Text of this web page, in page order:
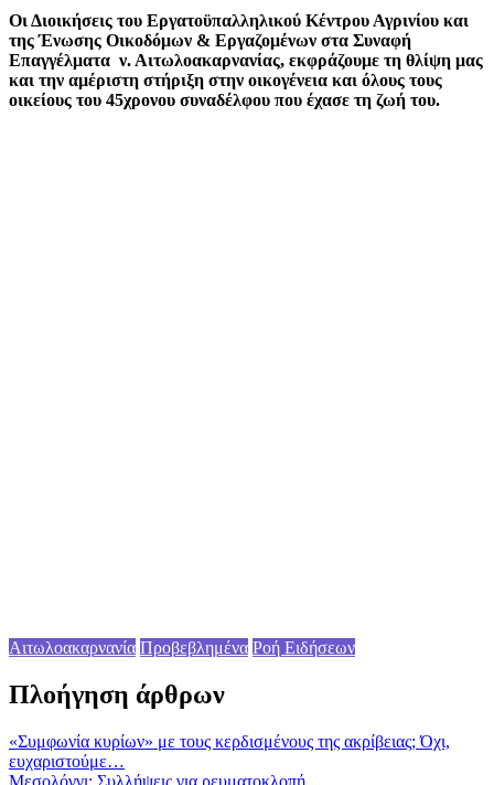
Οι Διοικήσεις του Εργατοϋπαλληλικού Κέντρου Αγρινίου και
της Ένωσης Οικοδόμων & Εργαζομένων στα Συναφή
Επαγγέλματα ν. Αιτωλοακαρνανίας, εκφράζουμε τη θλίψη μας
και την αμέριστη στήριξη στην οικογένεια και όλους τους
οικείους του 45χρονου συναδέλφου που έχασε τη ζωή του.
Αιτωλοακαρνανία Προβεβλημένα Ροή Ειδήσεων
Πλοήγηση άρθρων
«Συμφωνία κυρίων» με τους κερδισμένους της ακρίβειας; Όχι,
ευχαριστούμε…
Μεσολόγγι: Συλλήψεις για ρευματοκλοπή